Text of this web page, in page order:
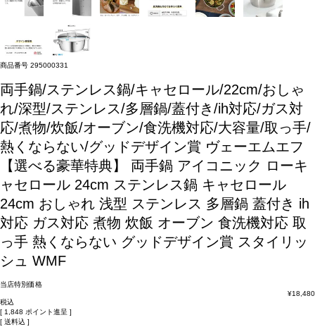
商品番号 295000331
両手鍋/ステンレス鍋/キャセロール/22cm/おしゃ
れ/深型/ステンレス/多層鍋/蓋付き/ih対応/ガス対
応/煮物/炊飯/オーブン/食洗機対応/大容量/取っ手/
熱くならない/グッドデザイン賞 ヴェーエムエフ
【選べる豪華特典】 両手鍋 アイコニック ローキ
ャセロール 24cm ステンレス鍋 キャセロール
24cm おしゃれ 浅型 ステンレス 多層鍋 蓋付き ih
対応 ガス対応 煮物 炊飯 オーブン 食洗機対応 取
っ手 熱くならない グッドデザイン賞 スタイリッ
シュ WMF
当店特別価格
¥18,480
税込
[ 1,848 ポイント進呈 ]
送料込